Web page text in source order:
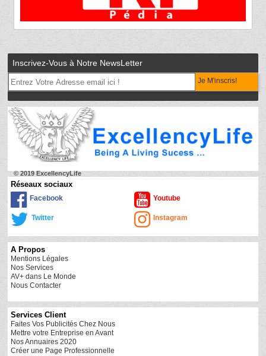
Inscrivez-Vous à Notre NewsLetter
Je M'inscris!
© 2019 ExcellencyLife
Réseaux sociaux
Facebook Youtube
Twitter Instagram
A Propos
Mentions Légales
Nos Services
AV+ dans Le Monde
Nous Contacter
Services Client
Faites Vos Publicités Chez Nous
Mettre votre Entreprise en Avant
Nos Annuaires 2020
Créer une Page Professionnelle